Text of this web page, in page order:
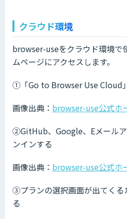
クラウド環境
browser-useをクラウド環境で
ムページにアクセスします。
①「Go to Browser Use Cloud
画像出典： browser-use公式ホ
②GitHub、Google、Eメール
ンインする
画像出典： browser-use公式ホ
③プランの選択画面が出てくる
る